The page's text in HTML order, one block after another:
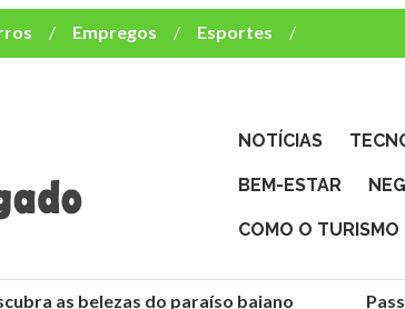
Empregos
Esportes
Música e TV
NOTÍCIAS
BEM-ESTAR
COMO O
as belezas do paraíso baiano